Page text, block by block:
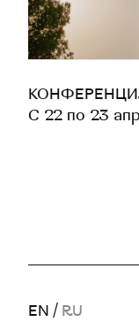
С 22 по 23
EN / RU